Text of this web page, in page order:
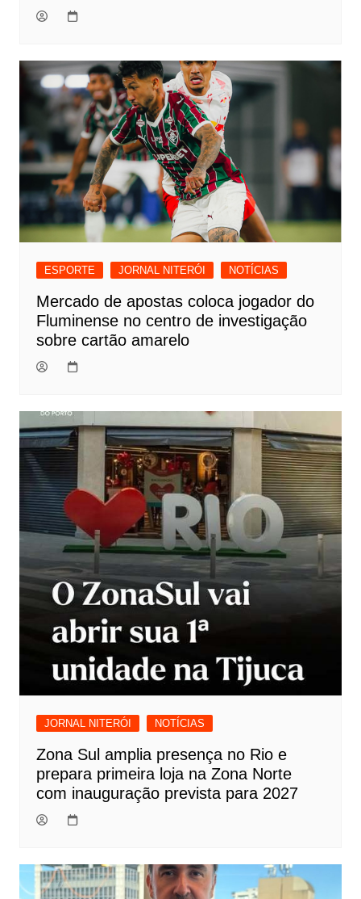
ESPORTE JORNAL NITERÓI NOTÍCIAS
Mercado de apostas coloca jogador do
Fluminense no centro de investigação
sobre cartão amarelo
JORNAL NITERÓI NOTÍCIAS
Zona Sul amplia presença no Rio e
prepara primeira loja na Zona Norte
com inauguração prevista para 2027